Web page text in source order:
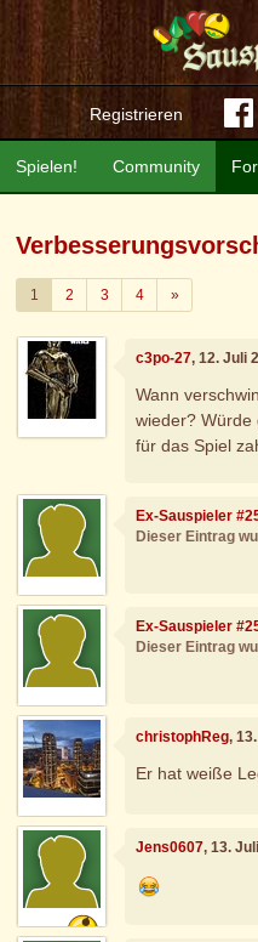
Registrieren
Community
Spielen!
1 2 3 4 »Weiter
c3po-27, 12. Juli
Wann
wieder? Würde
für das Spiel
Ex-Sauspieler
Dieser Eintrag
Ex-Sauspieler
Dieser Eintrag
christophReg,
Er hat weiße
Jens0607, 13.